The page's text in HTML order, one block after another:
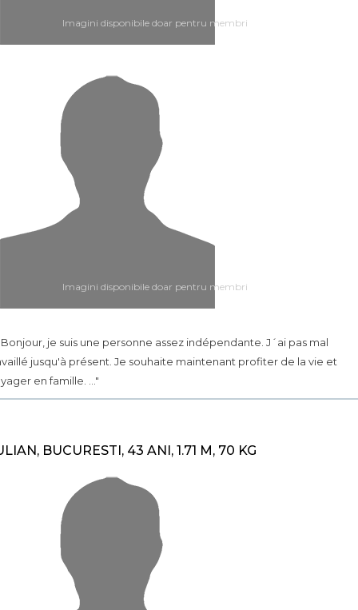
Imagini disponibile doar pentru membri
Imagini disponibile doar pentru membri
Bonjour, je suis une personne assez indépendante. J´ai pas mal
jusqu'à présent. Je souhaite maintenant profiter de la vie et
en famille. ..."
BUCURESTI, 43 ANI, 1.71 M, 70 KG